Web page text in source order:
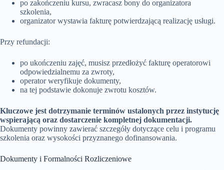
po zakończeniu kursu, zwracasz bony do organizatora
szkolenia,
organizator wystawia fakturę potwierdzającą realizację usługi.
Przy refundacji:
po ukończeniu zajęć, musisz przedłożyć fakturę operatorowi
odpowiedzialnemu za zwroty,
operator weryfikuje dokumenty,
na tej podstawie dokonuje zwrotu kosztów.
Kluczowe jest dotrzymanie terminów ustalonych przez instytucję
wspierającą oraz dostarczenie kompletnej dokumentacji.
Dokumenty powinny zawierać szczegóły dotyczące celu i programu
szkolenia oraz wysokości przyznanego dofinansowania.
Dokumenty i Formalności Rozliczeniowe